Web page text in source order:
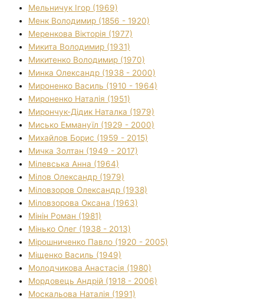
Мельничук Ігор (1969)
Менк Володимир (1856 - 1920)
Меренкова Вікторія (1977)
Микита Володимир (1931)
Микитенко Володимир (1970)
Минка Олександр (1938 - 2000)
Мироненко Василь (1910 - 1964)
Мироненко Наталія (1951)
Мирончук-Дідик Наталка (1979)
Мисько Еммануїл (1929 - 2000)
Михайлов Борис (1959 - 2015)
Мичка Золтан (1949 - 2017)
Мілевська Анна (1964)
Мілов Олександр (1979)
Міловзоров Олександр (1938)
Міловзорова Оксана (1963)
Мінін Роман (1981)
Мінько Олег (1938 - 2013)
Мірошниченко Павло (1920 - 2005)
Міщенко Василь (1949)
Молодчикова Анастасія (1980)
Мордовець Андрій (1918 - 2006)
Москальова Наталія (1991)